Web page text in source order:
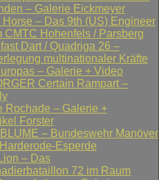
– Galerie Eickmeyer
Horse – Das 9th (US) Engineer
CMTC Hohenfels / Parsberg
Dart / Quadriga 26 –
multinationaler Kräfte
– Galerie + Video
Certain Rampart –
Rochade – Galerie +
Forster
– Bundeswehr Manöver
Esperde
– Das
72 im Raum